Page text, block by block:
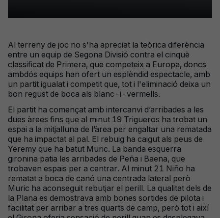
Al terreny de joc no s'ha apreciat la teòrica diferència
entre un equip de Segona Divisió contra el cinquè
classificat de Primera, que competeix a Europa, doncs
ambdós equips han ofert un esplèndid espectacle, amb
un partit igualat i competit que, tot i l'eliminació deixa un
bon regust de boca als blanc-i-vermells.
El partit ha començat amb intercanvi d’arribades a les
dues àrees fins que al minut 19 Trigueros ha trobat un
espai a la mitjalluna de l’àrea per engaltar una rematada
que ha impactat al pal. El rebuig ha caigut als peus de
Yeremy que ha batut Muric. La banda esquerra
gironina patia les arribades de Peña i Baena, que
trobaven espais per a centrar. Al minut 21 Niño ha
rematat a boca de canó una centrada lateral però
Muric ha aconseguit rebutjar el perill. La qualitat dels de
la Plana es demostrava amb bones sortides de pilota i
facilitat per arribar a tres quarts de camp, però tot i així